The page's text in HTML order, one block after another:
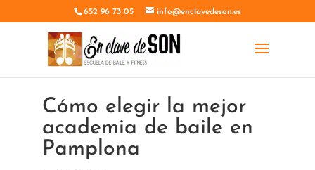
652 96 73 05 info@enclavedeson.es
Cómo elegir la mejor
academia de baile en
Pamplona